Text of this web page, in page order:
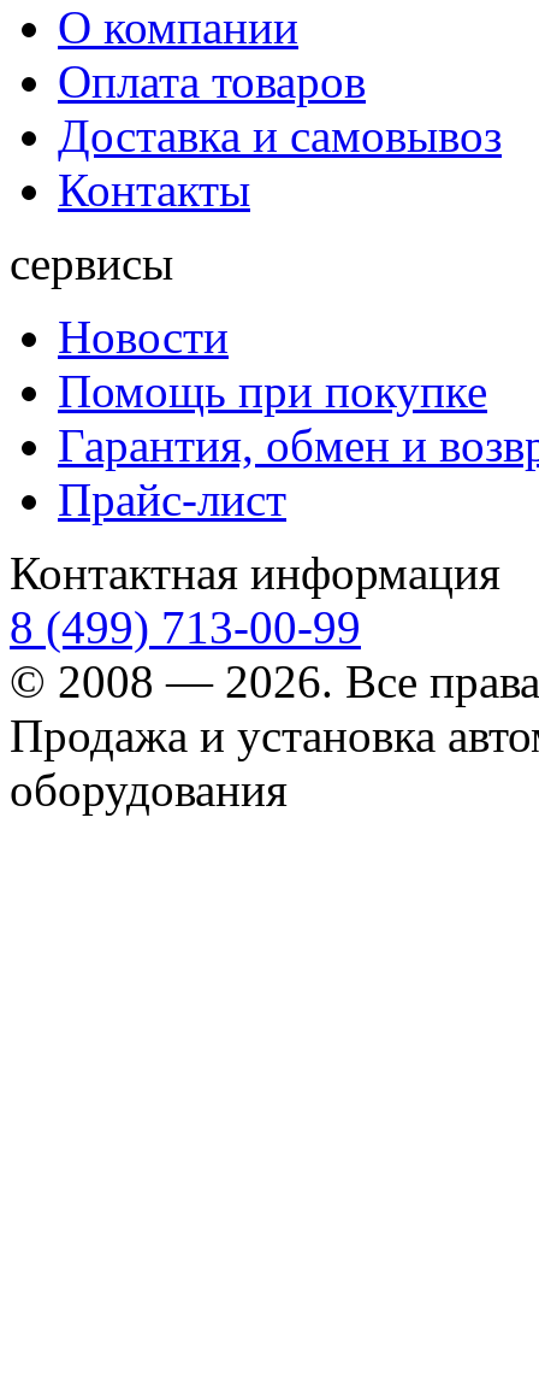
О компании
Оплата товаров
Доставка и самовывоз
Контакты
сервисы
Новости
Помощь при покупке
Гарантия, обмен и
Прайс-лист
Контактная информация
8 (499) 713-00-99
© 2008 — 2026. Все
Продажа и установка
оборудования